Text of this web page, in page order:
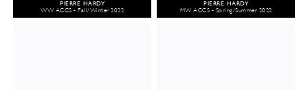
PIERRE HARDY
WW ACCS - Fall/Winter 2022
PIERRE HARDY
MW ACCS - Spring/Summer 2022